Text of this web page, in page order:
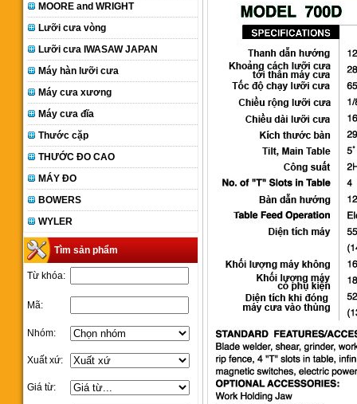
MOORE and WRIGHT
Lưỡi cưa vòng
Lưỡi cưa IWASAW JAPAN
Máy hàn lưỡi cưa
Máy cưa xương
Máy cưa đĩa
Thước cặp
THƯỚC ĐO CAO
MÁY ĐO
BOWERS
WYLER
Tìm sản phẩm
Từ khóa:
Mã:
Nhóm:
Xuất xứ:
Giá từ: